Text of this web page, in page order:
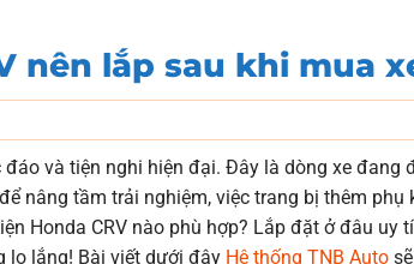
nên lắp sau khi mua
và tiện nghi hiện đại. Đây là dòng xe đang
nâng tầm trải nghiệm, việc trang bị thêm phụ
Honda CRV nào phù hợp? Lắp đặt ở đâu uy
lo lắng! Bài viết dưới đây Hệ thống TNB Auto